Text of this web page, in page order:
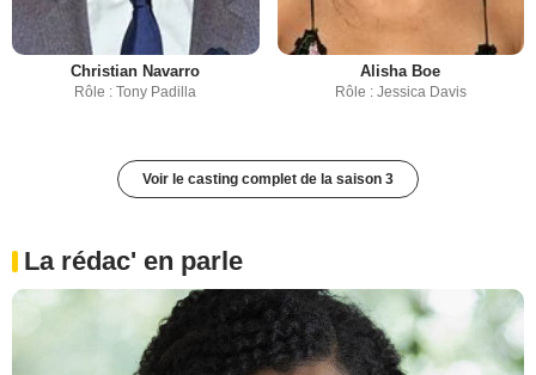
Christian Navarro
Rôle : Tony Padilla
Alisha Boe
Rôle : Jessica Davis
Voir le casting complet de la saison 3
La rédac' en parle